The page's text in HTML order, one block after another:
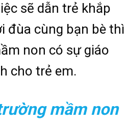
sẽ dẫn trẻ khắp
đùa cùng bạn bè thì
non có sự giáo
cho trẻ em.
mầm non